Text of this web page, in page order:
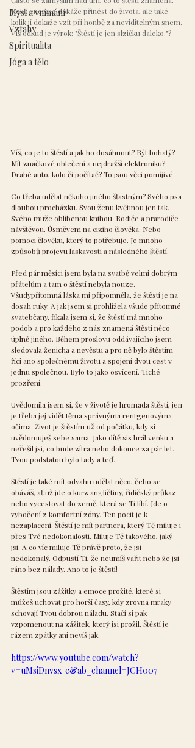
Mysl a vnímání
Vztahy
Spiritualita
Jóga a tělo
Kolik energie dokáže přinést do života, ale také
kolik jí dokaže vzít při honbě za neviditelným snem.
Víš odkud je výrok: "Štěstí je jen slzičku daleko."?
Víš, co je to štěstí a jak ho dosáhnout? Být bohatý?
Mít značkové oblečení a nejdražší elektroniku?
Drahé auto, kolo či počítač? To jsou věci pomíjivé.
Co třeba udělat někoho jiného šťastným? Svého psa
dlouhou procházku. Svou ženu květinou jen tak.
Svého muže oblíbenou knihou. Rodiče a prarodiče
návštěvou. Úsměvem na cizího člověka. Nebo
pomoci člověku, který to potřebuje. Je mnoho
způsobů projevu laskavosti a následného štěstí.
Před pár měsíci jsem byla na svatbě velmi dobrým
přátelům a tam o štěstí nebyla nouze.
Všudypřítomná láska mi připomněla, že štěstí je na
dosah ruky. A jak jsem si prohlížela všude přítomné
svatebčany, říkala jsem si, že štěstí má mnoho
podob a pro každého z nás znamená štěstí něco
úplně jiného. Během proslovu oddávajícího jsem
sledovala ženicha a nevěstu a pro ně bylo štěstím
říci ano společnému životu a spojení dvou cest v
jednu společnou. Bylo to jako osvícení. Tiché
prozření.
Uvědomila jsem si, že v životě je hromada štěstí, jen
je třeba jej vidět těma správnýma rentgenovýma
očima. Život je štěstím už od počátku, kdy si
uvědomuješ sebe sama. Jako dítě sis hrál venku a
neřešil jsi, co bude zítra nebo dokonce za pár let.
Tvou podstatou bylo tady a teď.
Štěstí je také mít odvahu udělat něco, čeho se
obáváš, ať už jde o kurz angličtiny, řidičský průkaz
nebo vycestovat do země, která se Ti líbí. Jde o
vybočení z komfortní zóny. Ten pocit je k
nezaplacení. Štěstí je mít partnera, který Tě miluje i
přes Tvé nedokonalosti. Miluje Tě takového, jaký
jsi. A co víc miluje Tě právě proto, že jsi
nedokonalý. Odpustí Ti, že neumíš vařit nebo že jsi
ráno bez nálady. Ano to je štěstí!
Štěstím jsou zážitky a emoce prožité, které si
můžeš uchovat pro horší časy, kdy zrovna mraky
schovají Tvou dobrou náladu. Stačí si pak
vzpomenout na zážitek, který jsi prožil. Štěstí je
rázem zpátky ani nevíš jak.
https://www.youtube.com/watch?
v=uMsiDnvsx-c&ab_channel=JCH007